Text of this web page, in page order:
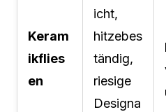
Keram
ikflies
en
icht,
hitzebes
tändig,
riesige
Designa